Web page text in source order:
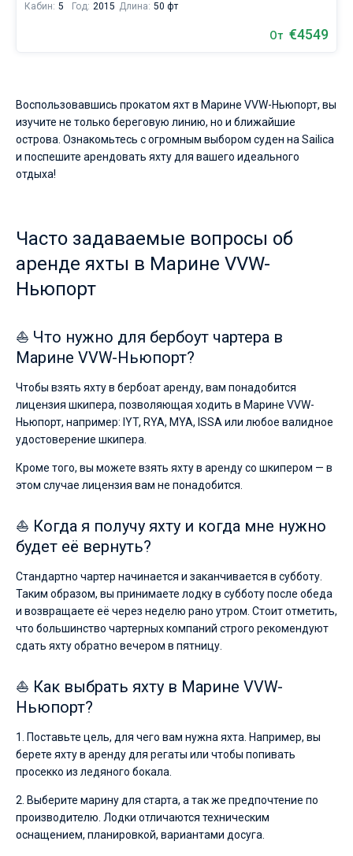
Кабин: 5 Год: 2015 Длина: 50 фт
От €4549
Воспользовавшись прокатом яхт в Марине VVW-Ньюпорт, вы
изучите не только береговую линию, но и ближайшие
острова. Ознакомьтесь с огромным выбором суден на Sailica
и поспешите арендовать яхту для вашего идеального
отдыха!
Часто задаваемые вопросы об
аренде яхты в Марине VVW-
Ньюпорт
⛵ Что нужно для бербоут чартера в
Марине VVW-Ньюпорт?
Чтобы взять яхту в бербоат аренду, вам понадобится
лицензия шкипера, позволяющая ходить в Марине VVW-
Ньюпорт, например: IYT, RYA, MYA, ISSA или любое валидное
удостоверение шкипера.
Кроме того, вы можете взять яхту в аренду со шкипером — в
этом случае лицензия вам не понадобится.
⛵ Когда я получу яхту и когда мне нужно
будет её вернуть?
Стандартно чартер начинается и заканчивается в субботу.
Таким образом, вы принимаете лодку в субботу после обеда
и возвращаете её через неделю рано утром. Стоит отметить,
что большинство чартерных компаний строго рекомендуют
сдать яхту обратно вечером в пятницу.
⛵ Как выбрать яхту в Марине VVW-
Ньюпорт?
1. Поставьте цель, для чего вам нужна яхта. Например, вы
берете яхту в аренду для регаты или чтобы попивать
просекко из ледяного бокала.
2. Выберите марину для старта, а так же предпочтение по
производителю. Лодки отличаются техническим
оснащением, планировкой, вариантами досуга.